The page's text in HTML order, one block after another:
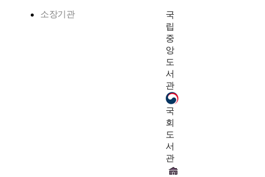
소장기관
국
립
중
앙
도
서
관
국
회
도
서
관